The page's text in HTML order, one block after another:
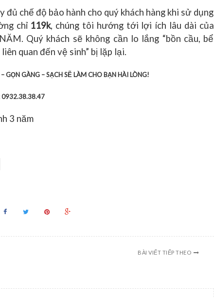
chế độ bảo hành cho quý khách hàng khi sử dụng
chỉ 119k, chúng tôi hướng tới lợi ích lâu dài của
Quý khách sẽ không cần lo lắng “bồn cầu, bể
quan đến vệ sinh” bị lặp lại.
GỌN GÀNG – SẠCH SẼ LÀM CHO BẠN HÀI LÒNG!
0932.38.38.47
3 năm
BÀI VIẾT TIẾP THEO